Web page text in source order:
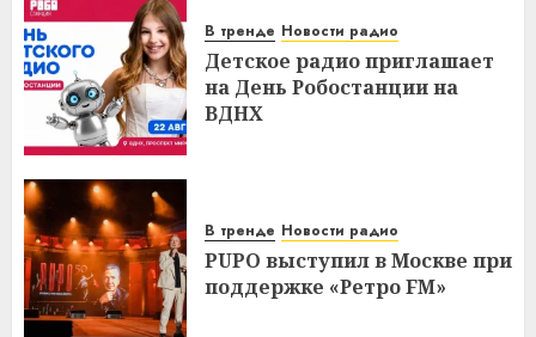
В тренде Новости радио
Детское радио приглашает
на День Робостанции на
ВДНХ
В тренде Новости радио
PUPO выступил в Москве при
поддержке «Ретро FM»